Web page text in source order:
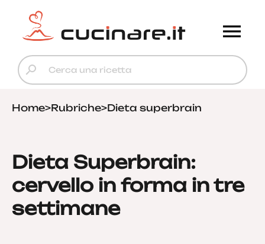
Home>Rubriche>Dieta superbrain
Dieta Superbrain:
cervello in forma in tre
settimane